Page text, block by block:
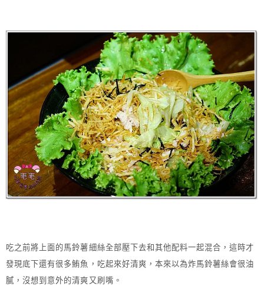
吃之前將上面的馬鈴薯細絲全部壓下去和其他配料一起混合，這時才
發現底下還有很多鮪魚，吃起來好清爽，本來以為炸馬鈴薯絲會很油
膩，沒想到意外的清爽又刷嘴。